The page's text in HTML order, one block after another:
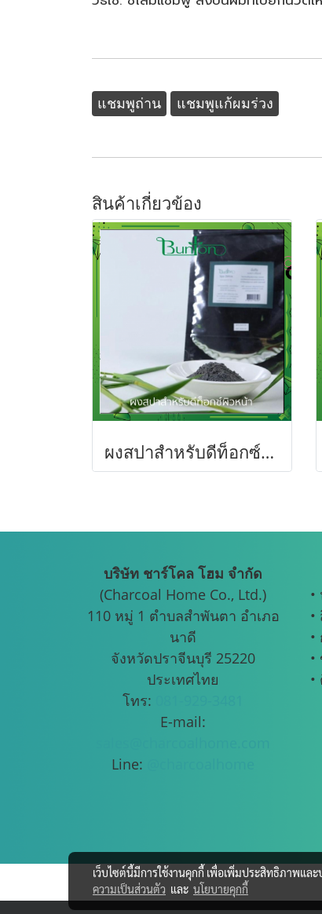
แชมพูถ่าน แชมพูแก้ผมร่วง
สินค้าเกี่ยวข้อง
ผงสปาสำหรับดีท็อกซ์ผิวหน้า BAMBOO CHARCOAL SPA DETOX
บริษัท ชาร์โคล โฮม จำกัด
(Charcoal Home Co., Ltd.)
110 หมู่ 1 ตำบลสำพันตา อำเภอ
นาดี
จังหวัดปราจีนบุรี 25220
ประเทศไทย
โทร:
E-mail:
Line:
•
•
เว็บไซต์นี้มีการใช้งานคุกกี้ เพื่อเพิ่มประสิทธิภาพแล
ความเป็นส่วนตัว และ นโยบายคุกกี้